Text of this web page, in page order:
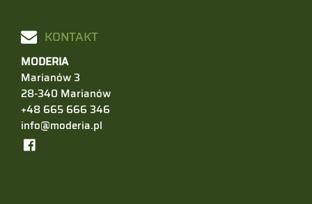
KONTAKT
MODERIA
Marianów 3
28-340 Marianów
+48 665 666 346
info@moderia.pl